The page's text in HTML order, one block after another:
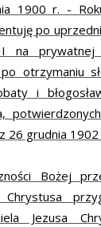
1900 r. -
po
na prywatnej
otrzymaniu
i
26 grudnia 1902
Bożej
Jezusa